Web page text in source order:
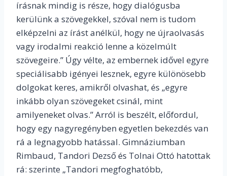
írásnak mindig is része, hogy dialógusba
kerülünk a szövegekkel, szóval nem is tudom
elképzelni az írást anélkül, hogy ne újraolvasás
vagy irodalmi reakció lenne a közelmúlt
szövegeire.” Úgy vélte, az embernek idővel egyre
speciálisabb igényei lesznek, egyre különösebb
dolgokat keres, amikről olvashat, és „egyre
inkább olyan szövegeket csinál, mint
amilyeneket olvas.” Arról is beszélt, előfordul,
hogy egy nagyregényben egyetlen bekezdés van
rá a legnagyobb hatással. Gimnáziumban
Rimbaud, Tandori Dezső és Tolnai Ottó hatottak
rá: szerinte „Tandori megfoghatóbb,